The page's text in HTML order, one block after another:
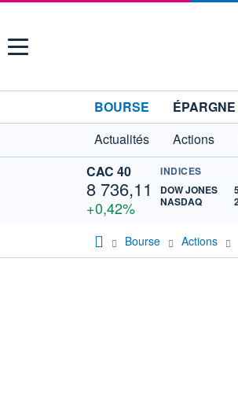
Menu
BOURSE ÉPARGNE
Actualités
Actions
CAC 40
8 736,11
+0,42%
INDICES
DOW JONES
NASDAQ
Bourse Actions